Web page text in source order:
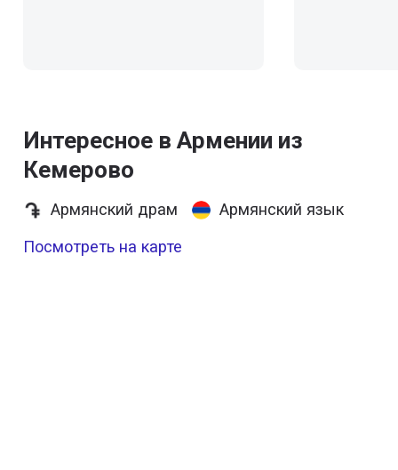
Интересное в Армении из
Кемерово
Армянский драм
Армянский язык
Посмотреть на карте